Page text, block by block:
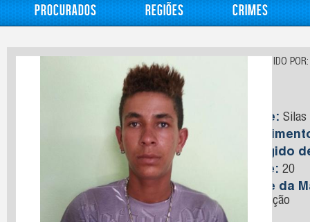
Procurados Regiões Crimes
CONHECIDO POR:
Nome: Silas
Foragido
Idade: 20
Nome da
Conceição